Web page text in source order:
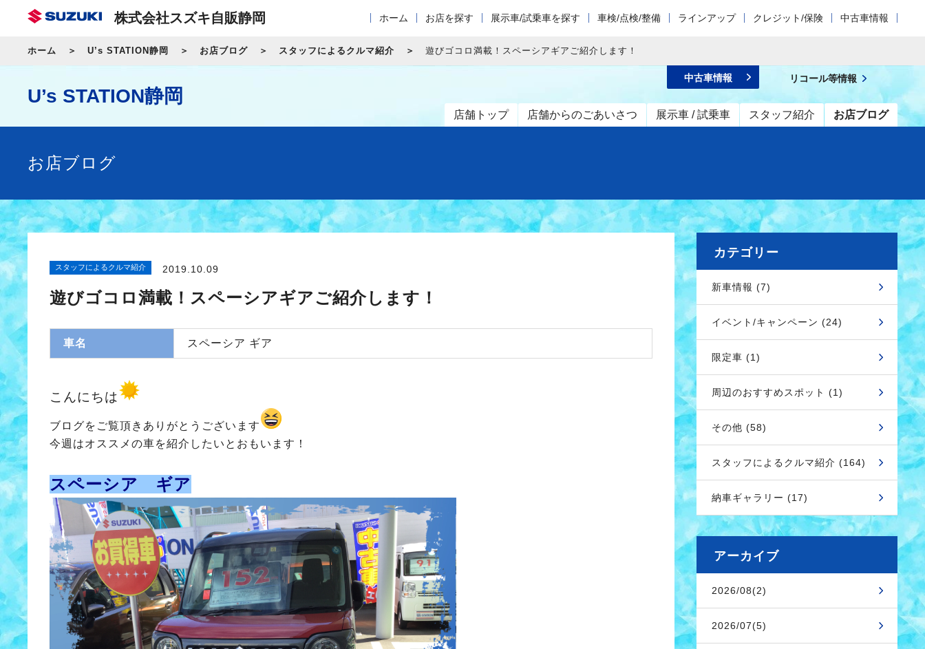
株式会社スズキ自販静岡 ホーム お店を探す 展示車/試乗車を探す 車検/点検/整備 ラインアップ クレジット/保険 中古車情報
ホーム U’s STATION静岡 お店ブログ スタッフによるクルマ紹介 遊びゴコロ満載！スペーシアギアご紹介します！
U’s STATION静岡
店舗トップ 店舗からのごあいさつ 展示車 / 試乗車 スタッフ紹介 お店ブログ
中古車情報 リコール等情報
お店ブログ
スタッフによるクルマ紹介 2019.10.09
遊びゴコロ満載！スペーシアギアご紹介します！
車名 スペーシア ギア
こんにちは
ブログをご覧頂きありがとうございます
今週はオススメの車を紹介したいとおもいます！
スペーシア ギア
カテゴリー
新車情報 (7)
イベント/キャンペーン (24)
限定車 (1)
周辺のおすすめスポット (1)
その他 (58)
スタッフによるクルマ紹介 (164)
納車ギャラリー (17)
アーカイブ
2026/08(2)
2026/07(5)